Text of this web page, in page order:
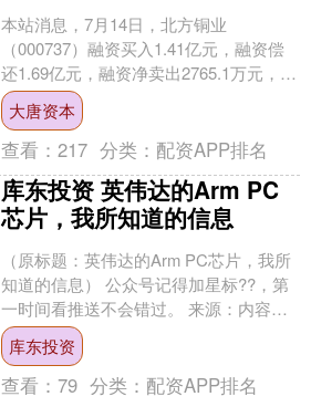
本站消息，7月14日，北方铜业
（000737）融资买入1.41亿元，融资偿
还1.69亿元，融资净卖出2765.1万元，融
资余额7.1亿元，近20个交易日中有13....
大唐资本
查看：217 分类： 配资APP排名
库东投资 英伟达的Arm PC
芯片，我所知道的信息
（原标题：英伟达的Arm PC芯片，我所
知道的信息） 公众号记得加星标??，第
一时间看推送不会错过。 来源：内容编
译自tomsguide。 Nvidia 是GP....
库东投资
查看：79 分类： 配资APP排名